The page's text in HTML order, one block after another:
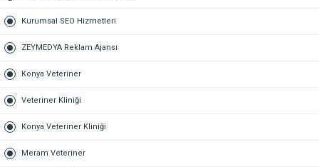
Kurumsal SEO Hizmetleri
ZEYMEDYA Reklam Ajansı
Konya Veteriner
Veteriner Kliniği
Konya Veteriner Kliniği
Meram Veteriner